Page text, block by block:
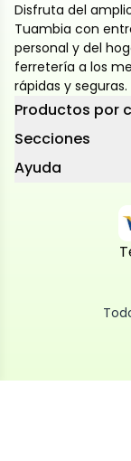
Disfruta del
Tuambia con
personal y del
ferretería a los
rápidas y seguras.
Productos por
Secciones
Ayuda